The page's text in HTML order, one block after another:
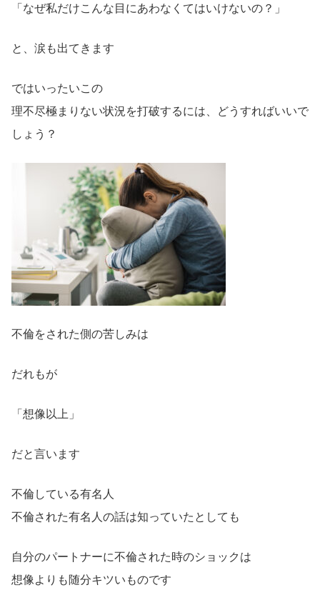
「なぜ私だけこんな目にあわなくてはいけないの？」
と、涙も出てきます
ではいったいこの
理不尽極まりない状況を打破するには、どうすればいいで
しょう？
不倫をされた側の苦しみは
だれもが
「想像以上」
だと言います
不倫している有名人
不倫された有名人の話は知っていたとしても
自分のパートナーに不倫された時のショックは
想像よりも随分キツいものです